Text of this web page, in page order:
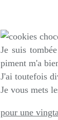
Je suis
piment m'a
J'ai toutefois
Je vous mets
pour une